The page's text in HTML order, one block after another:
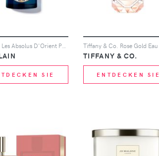
SIE
TIFFANY & CO.
ENTDECKEN SIE